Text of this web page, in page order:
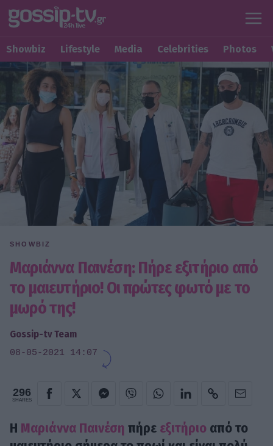
Showbiz Lifestyle Media Celebrities Photos
SHOWBIZ
Μαριάννα Παινέση: Πήρε εξιτήριο από
το μαιευτήριο! Οι πρώτες φωτό με το
μωρό της!
Gossip-tv Team
08-05-2021 14:07
296
SHARES
Η Μαριάννα Παινέση πήρε εξιτήριο από το